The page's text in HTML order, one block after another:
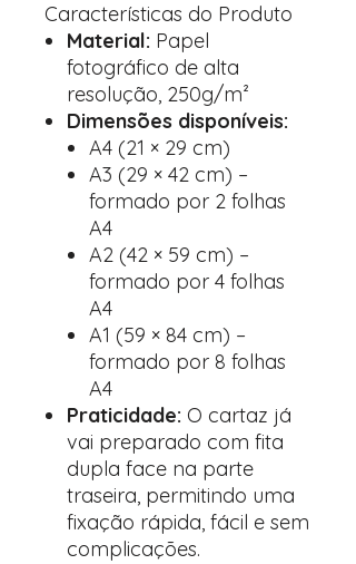
Características do Produto
Material: Papel
fotográfico de alta
resolução, 250g/m²
Dimensões disponíveis:
A4 (21 × 29 cm)
A3 (29 × 42 cm) –
formado por 2 folhas
A4
A2 (42 × 59 cm) –
formado por 4 folhas
A4
A1 (59 × 84 cm) –
formado por 8 folhas
A4
Praticidade: O cartaz já
vai preparado com fita
dupla face na parte
traseira, permitindo uma
fixação rápida, fácil e sem
complicações.